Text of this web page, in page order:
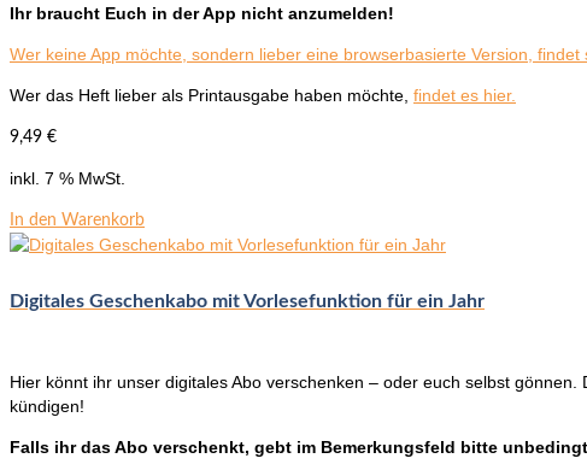
Ihr braucht Euch in der App nicht anzumelden!
Wer keine App möchte, sondern lieber eine browserbasierte Version, findet
Wer das Heft lieber als Printausgabe haben möchte, findet es hier.
9,49 €
inkl. 7 % MwSt.
In den Warenkorb
Digitales Geschenkabo mit Vorlesefunktion für ein Jahr
Hier könnt ihr unser digitales Abo verschenken – oder euch selbst
kündigen!
Falls ihr das Abo verschenkt, gebt im Bemerkungsfeld bitte